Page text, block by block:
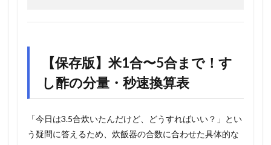
【保存版】米1合〜5合まで！す
し酢の分量・秒速換算表
「今日は3.5合炊いたんだけど、どうすればいい？」とい
う疑問に答えるため、炊飯器の合数に合わせた具体的な